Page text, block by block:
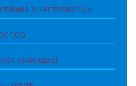
И ЭКСТРЕМИЗМА
СОО
ИНФЕКЦИЙ